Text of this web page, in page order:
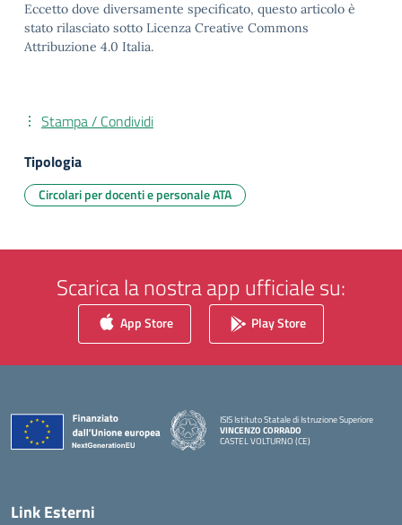
Eccetto dove diversamente specificato, questo articolo è
stato rilasciato sotto Licenza Creative Commons
Attribuzione 4.0 Italia.
Stampa / Condividi
Tipologia
Circolari per docenti e personale ATA
Scarica la nostra app ufficiale su:
App Store Play Store
ISIS Istituto Statale di Istruzione Superiore
VINCENZO CORRADO
CASTEL VOLTURNO (CE)
Link Esterni